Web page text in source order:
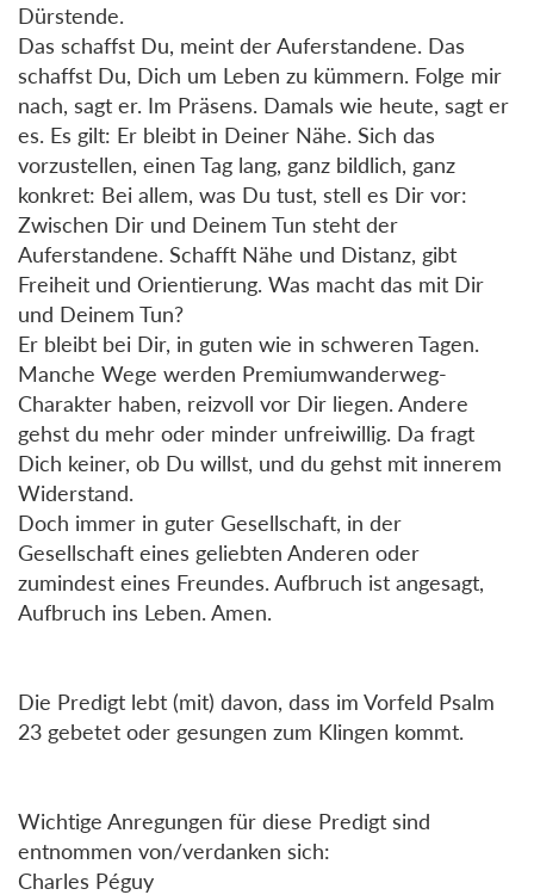
Dürstende.
Das schaffst Du, meint der Auferstandene. Das
schaffst Du, Dich um Leben zu kümmern. Folge mir
nach, sagt er. Im Präsens. Damals wie heute, sagt er
es. Es gilt: Er bleibt in Deiner Nähe. Sich das
vorzustellen, einen Tag lang, ganz bildlich, ganz
konkret: Bei allem, was Du tust, stell es Dir vor:
Zwischen Dir und Deinem Tun steht der
Auferstandene. Schafft Nähe und Distanz, gibt
Freiheit und Orientierung. Was macht das mit Dir
und Deinem Tun?
Er bleibt bei Dir, in guten wie in schweren Tagen.
Manche Wege werden Premiumwanderweg-
Charakter haben, reizvoll vor Dir liegen. Andere
gehst du mehr oder minder unfreiwillig. Da fragt
Dich keiner, ob Du willst, und du gehst mit innerem
Widerstand.
Doch immer in guter Gesellschaft, in der
Gesellschaft eines geliebten Anderen oder
zumindest eines Freundes. Aufbruch ist angesagt,
Aufbruch ins Leben. Amen.
Die Predigt lebt (mit) davon, dass im Vorfeld Psalm
23 gebetet oder gesungen zum Klingen kommt.
Wichtige Anregungen für diese Predigt sind
entnommen von/verdanken sich:
Charles Péguy